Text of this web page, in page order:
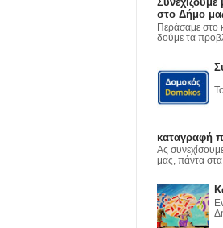
8η Οκτωβρίου 2023
στο Δήμο
Περάσαμε στο
δούμε τα
καταγραφή
Ας
μας, πάντα στα